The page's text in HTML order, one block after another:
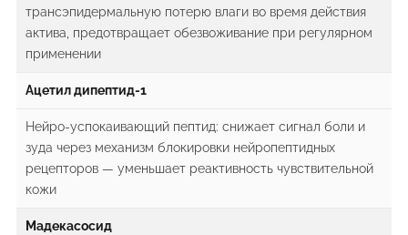
трансэпидермальную потерю влаги во время действия
актива, предотвращает обезвоживание при регулярном
применении
Ацетил дипептид-1
Нейро-успокаивающий пептид: снижает сигнал боли и
зуда через механизм блокировки нейропептидных
рецепторов — уменьшает реактивность чувствительной
кожи
Мадекасосид